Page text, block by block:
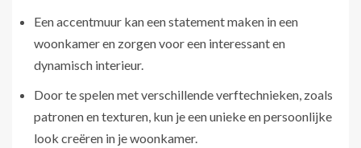
Een accentmuur kan een statement maken in een
woonkamer en zorgen voor een interessant en
dynamisch interieur.
Door te spelen met verschillende verftechnieken, zoals
patronen en texturen, kun je een unieke en persoonlijke
look creëren in je woonkamer.